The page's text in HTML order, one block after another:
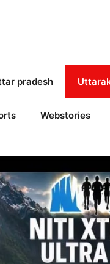
pradesh
Webstories